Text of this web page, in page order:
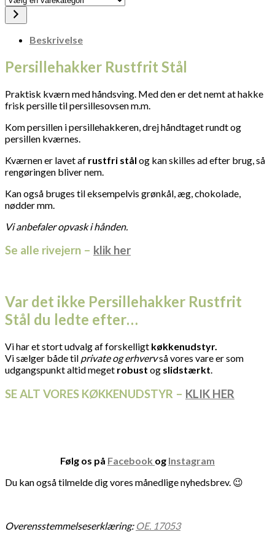
en
varekategori
Beskrivelse
Persillehakker Rustfrit Stål
Praktisk kværn med håndsving. Med den er det nemt at hakke
frisk persille til persillesovsen m.m.
Kom persillen i persillehakkeren, drej håndtaget rundt og
persillen kværnes.
Kværnen er lavet af rustfri stål og kan skilles ad efter brug, så
rengøringen bliver nem.
Kan også bruges til eksempelvis grønkål, æg, chokolade,
nødder mm.
Vi anbefaler opvask i hånden.
Se alle rivejern – klik her
Var det ikke Persillehakker Rustfrit
Stål du ledte efter…
Vi har et stort udvalg af forskelligt køkkenudstyr.
Vi sælger både til private og erhvervså vores vare er som
udgangspunkt altid meget robust og slidstærkt.
SE ALT VORES KØKKENUDSTYR – KLIK HER
Følg os på Facebook og Instagram
Du kan også tilmelde dig vores månedlige nyhedsbrev. 😉
Overensstemmelseserklæring: OE. 17053